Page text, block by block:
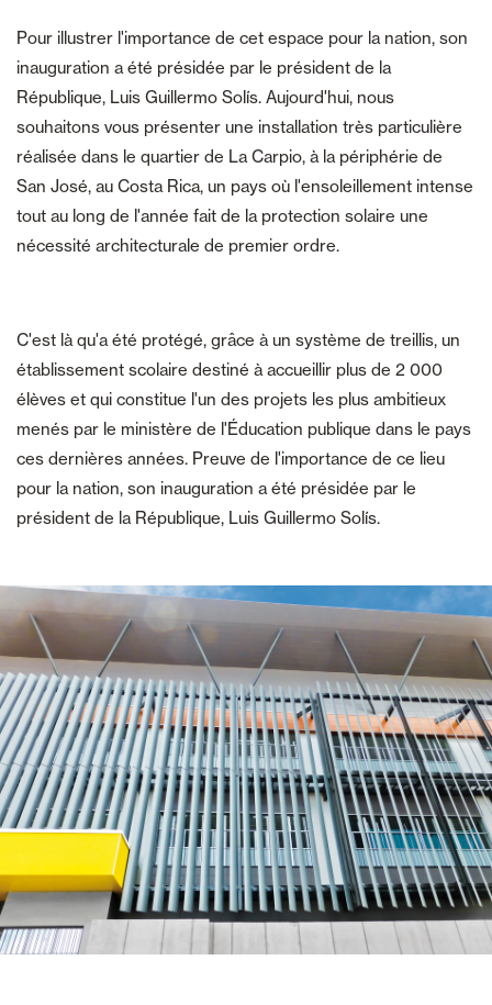
Pour illustrer l'importance de cet espace pour la nation, son
inauguration a été présidée par le président de la
République, Luis Guillermo Solís. Aujourd'hui, nous
souhaitons vous présenter une installation très particulière
réalisée dans le quartier de La Carpio, à la périphérie de
San José, au Costa Rica, un pays où l'ensoleillement intense
tout au long de l'année fait de la protection solaire une
nécessité architecturale de premier ordre.
C'est là qu'a été protégé, grâce à un système de treillis, un
établissement scolaire destiné à accueillir plus de 2 000
élèves et qui constitue l'un des projets les plus ambitieux
menés par le ministère de l'Éducation publique dans le pays
ces dernières années. Preuve de l'importance de ce lieu
pour la nation, son inauguration a été présidée par le
président de la République, Luis Guillermo Solís.